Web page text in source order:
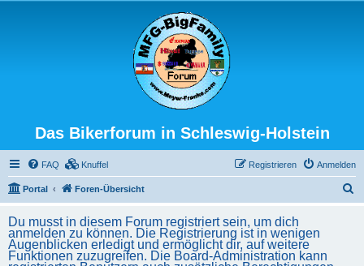
Das Bikerforum in Schleswig-Holstein
FAQ Knuffel Anmelden
Registrieren
Portal Foren-Übersicht
Du musst in diesem Forum registriert sein, um dich
anmelden zu können. Die Registrierung ist in wenigen
Augenblicken erledigt und ermöglicht dir, auf weitere
Funktionen zuzugreifen. Die Board-Administration kann